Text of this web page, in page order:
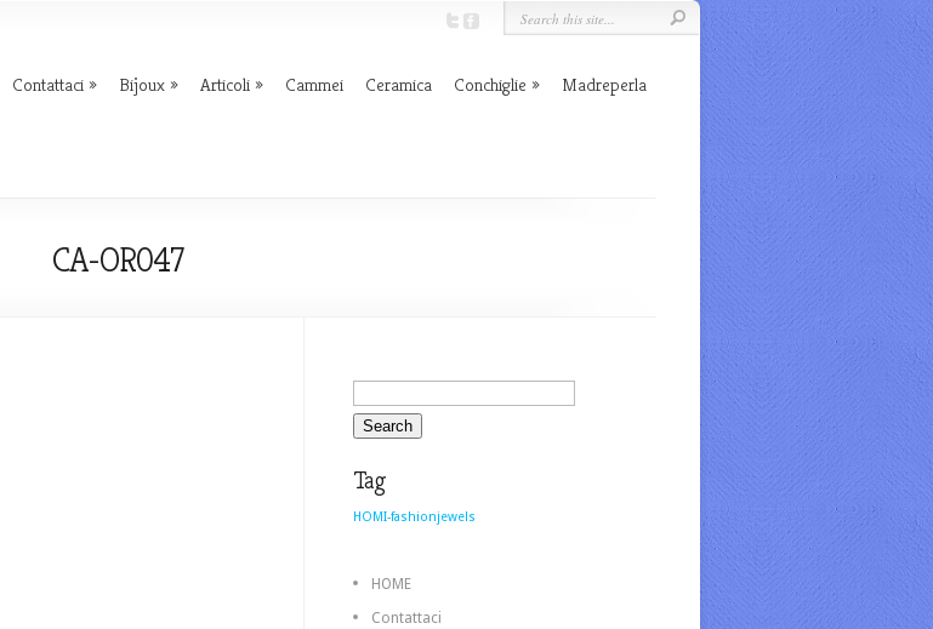
Contattaci Bijoux Articoli Cammei Ceramica Conchiglie Madreperla
CA-OR047
Tag
HOMI-fashionjewels
HOME
Contattaci